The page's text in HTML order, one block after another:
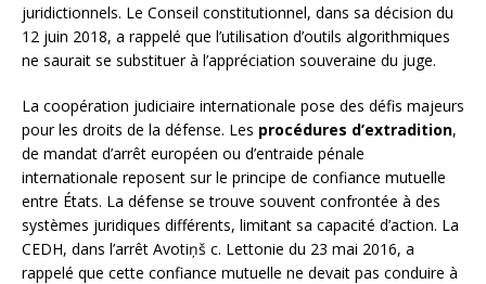
juridictionnels. Le Conseil constitutionnel, dans sa décision du
12 juin 2018, a rappelé que l’utilisation d’outils algorithmiques
ne saurait se substituer à l’appréciation souveraine du juge.
La coopération judiciaire internationale pose des défis majeurs
pour les droits de la défense. Les procédures d’extradition,
de mandat d’arrêt européen ou d’entraide pénale
internationale reposent sur le principe de confiance mutuelle
entre États. La défense se trouve souvent confrontée à des
systèmes juridiques différents, limitant sa capacité d’action. La
CEDH, dans l’arrêt Avotiņš c. Lettonie du 23 mai 2016, a
rappelé que cette confiance mutuelle ne devait pas conduire à